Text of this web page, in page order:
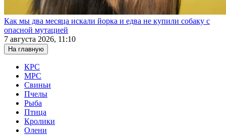
Как мы два месяца искали йорка и едва не купили собаку с
опасной мутацией
7 августа 2026, 11:10
На главную
КРС
МРС
Свиньи
Пчелы
Рыба
Птица
Кролики
Олени